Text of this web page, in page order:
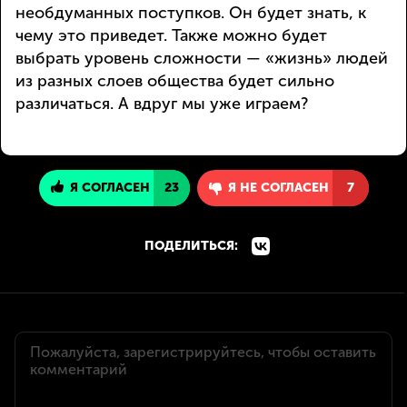
необдуманных поступков. Он будет знать, к
чему это приведет. Также можно будет
выбрать уровень сложности — «жизнь» людей
из разных слоев общества будет сильно
различаться. А вдруг мы уже играем?
Я СОГЛАСЕН 23 Я НЕ СОГЛАСЕН 7
ПОДЕЛИТЬСЯ: